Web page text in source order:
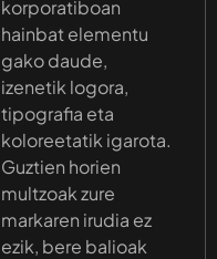
korporatiboan
hainbat elementu
gako daude,
izenetik logora,
tipografia eta
koloreetatik igarota.
Guztien horien
multzoak zure
markaren irudia ez
ezik, bere balioak